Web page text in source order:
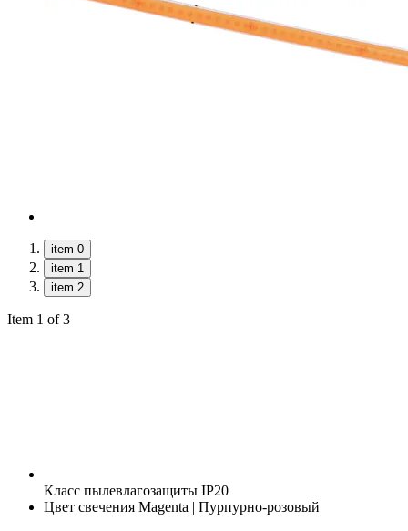
item 0
item 1
item 2
Item 1 of 3
Класс пылевлагозащиты IP20
Цвет свечения Magenta | Пурпурно-розовый